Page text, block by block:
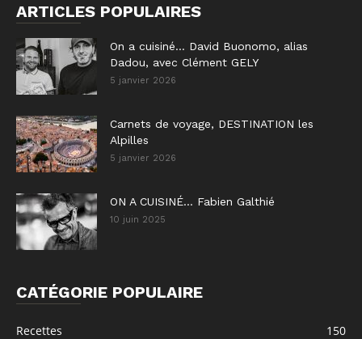
ARTICLES POPULAIRES
On a cuisiné… David Buonomo, alias
Dadou, avec Clément GELY
5 janvier 2026
Carnets de voyage, DESTINATION les
Alpilles
5 janvier 2026
ON A CUISINÉ… Fabien Galthié
10 juin 2025
CATÉGORIE POPULAIRE
Recettes
150